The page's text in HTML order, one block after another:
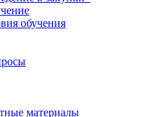
обучения
материалы